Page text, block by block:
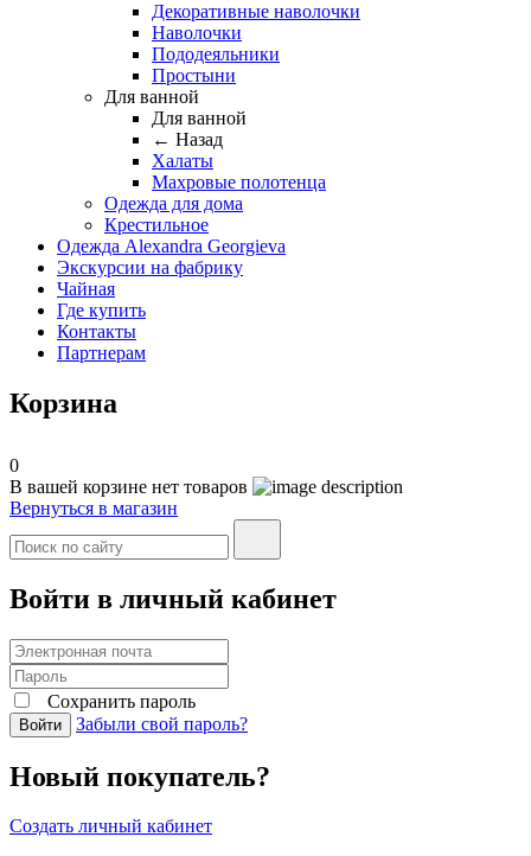
Декоративные наволочки
Наволочки
Пододеяльники
Простыни
Для ванной
Для ванной
← Назад
Халаты
Махровые полотенца
Одежда для дома
Крестильное
Одежда Alexandra Georgieva
Экскурсии на фабрику
Чайная
Где купить
Контакты
Партнерам
Корзина
0
В вашей корзине нет товаров
Вернуться в магазин
Войти в личный кабинет
Сохранить пароль
Войти Забыли свой пароль?
Новый покупатель?
Создать личный кабинет